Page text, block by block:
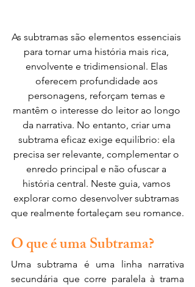
As subtramas são elementos essenciais
para tornar uma história mais rica,
envolvente e tridimensional. Elas
oferecem profundidade aos
personagens, reforçam temas e
mantêm o interesse do leitor ao longo
da narrativa. No entanto, criar uma
subtrama eficaz exige equilíbrio: ela
precisa ser relevante, complementar o
enredo principal e não ofuscar a
história central. Neste guia, vamos
explorar como desenvolver subtramas
que realmente fortaleçam seu romance.
O que é uma Subtrama?
Uma subtrama é uma linha narrativa
secundária que corre paralela à trama